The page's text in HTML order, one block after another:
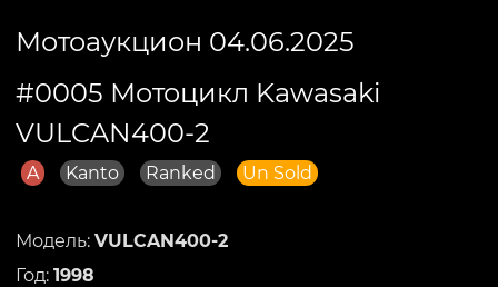
Мотоаукцион 04.06.2025
#0005 Мотоцикл Kawasaki
VULCAN400-2
A Kanto Ranked Un Sold
Модель: VULCAN400-2
Год: 1998